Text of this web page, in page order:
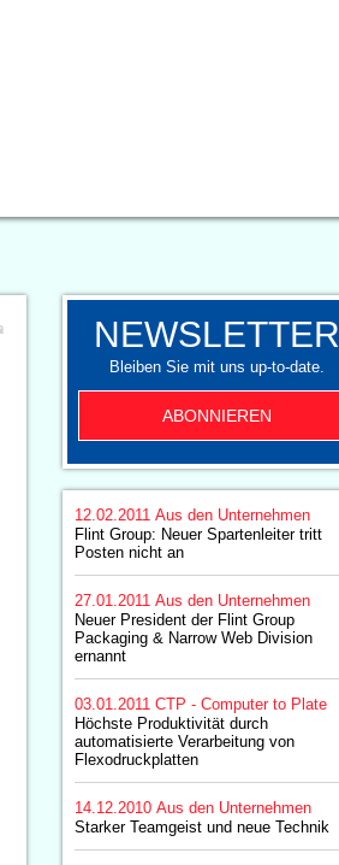
NEWSLETTER
Bleiben Sie mit uns up-to-date.
ABONNIEREN
12.02.2011 Aus den Unternehmen
Flint Group: Neuer Spartenleiter tritt
Posten nicht an
27.01.2011 Aus den Unternehmen
Neuer President der Flint Group
Packaging & Narrow Web Division
ernannt
03.01.2011 CTP - Computer to Plate
Höchste Produktivität durch
automatisierte Verarbeitung von
Flexodruckplatten
14.12.2010 Aus den Unternehmen
Starker Teamgeist und neue Technik